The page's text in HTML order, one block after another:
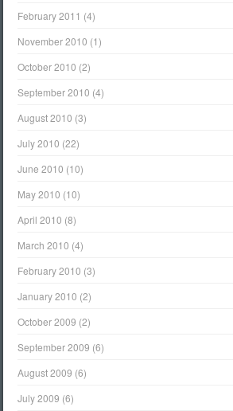
February 2011 (4)
November 2010 (1)
October 2010 (2)
September 2010 (4)
August 2010 (3)
July 2010 (22)
June 2010 (10)
May 2010 (10)
April 2010 (8)
March 2010 (4)
February 2010 (3)
January 2010 (2)
October 2009 (2)
September 2009 (6)
August 2009 (6)
July 2009 (6)